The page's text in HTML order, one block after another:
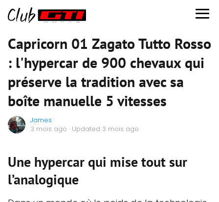
Capricorn 01 Zagato Tutto Rosso
: l'hypercar de 900 chevaux qui
préserve la tradition avec sa
boîte manuelle 5 vitesses
James
3 mois ago · Updated 3 mois ago
Une hypercar qui mise tout sur
l’analogique